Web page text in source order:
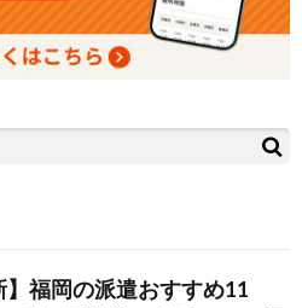
】福岡の派遣おすすめ11